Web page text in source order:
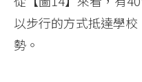
以步行的方式抵達學
勢。